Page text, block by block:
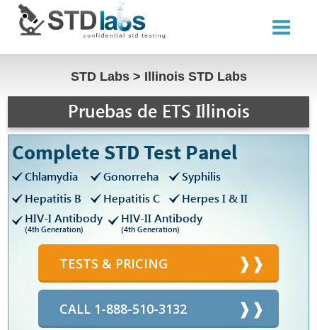
STD Labs > Illinois STD Labs
Pruebas de ETS Illinois
Complete STD Test Panel
Chlamydia Gonorreha
Syphilis
Hepatitis B
Hepatitis C
Herpes I & II
HIV-I Antibody
(4th Generation)
HIV-II Antibody
(4th Generation)
TESTS & PRICING
CALL 1-888-510-3132